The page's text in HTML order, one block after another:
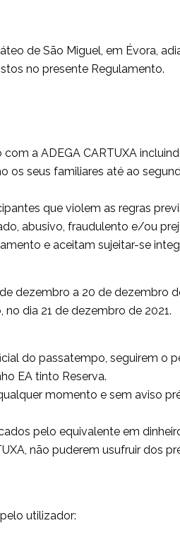
de São Miguel, em Évora,
no presente Regulamento.
a ADEGA CARTUXA
seus familiares até ao
que violem as regras
abusivo, fraudulento e/ou
e aceitam sujeitar-se
dezembro a 20 de dezembro
dia 21 de dezembro de 2021.
do passatempo, seguirem o
EA tinto Reserva.
momento e sem aviso
pelo equivalente em
não puderem usufruir dos
utilizador: